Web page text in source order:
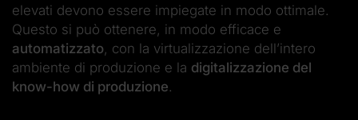
elevati devono essere impiegate in modo ottimale.
Questo si può ottenere, in modo efficace e
automatizzato, con la virtualizzazione dell’intero
ambiente di produzione e la digitalizzazione del
know-how di produzione.